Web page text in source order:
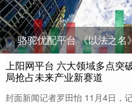
骆驼优配平台 《以法之名》大结局：江远发出追
上阳网平台 六大领域多点突
局抢占未来产业新赛道
封面新闻记者罗田怡 11月4日，